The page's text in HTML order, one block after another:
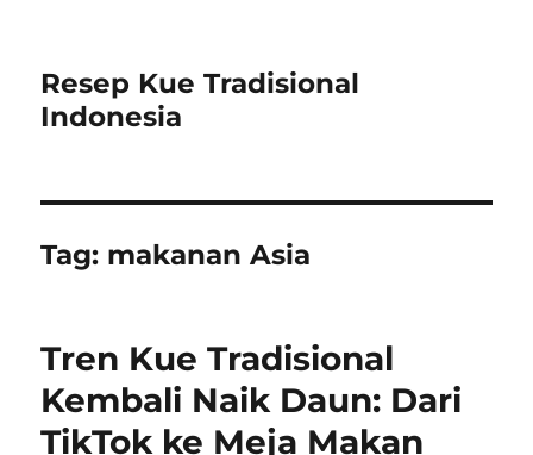
Resep Kue Tradisional
Indonesia
Tag: makanan Asia
Tren Kue Tradisional
Kembali Naik Daun: Dari
TikTok ke Meja Makan